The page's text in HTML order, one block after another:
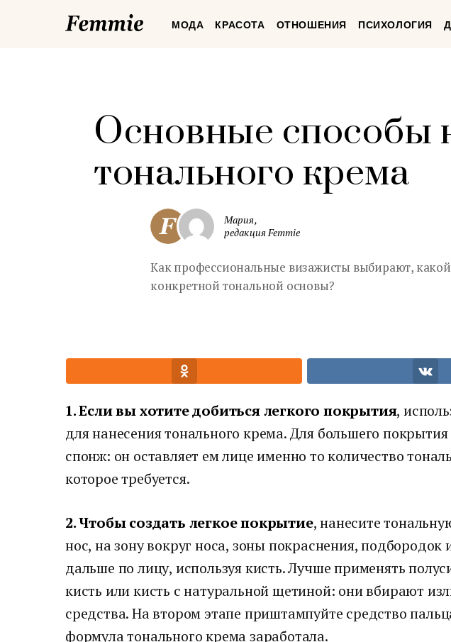
FemmieМОДА КРАСОТА ОТНОШЕНИЯ ПСИХОЛОГИЯ
Основные способы
тонального крема
Мария,
редакция Femmie
Как профессиональные визажисты выбирают,
конкретной тональной основы?
1. Если вы хотите добиться легкого покрытия,
для нанесения тонального крема. Для большего покрытия
спонж: он оставляет ем лице именно то количество
которое требуется.
2. Чтобы создать легкое покрытие, нанесите
нос, на зону вокруг носа, зоны покраснения, подбородок
дальше по лицу, используя кисть. Лучше применять
кисть или кисть с натуральной щетиной: они вбирают
средства. На втором этапе приштампуйте средство
формула тонального крема заработала.